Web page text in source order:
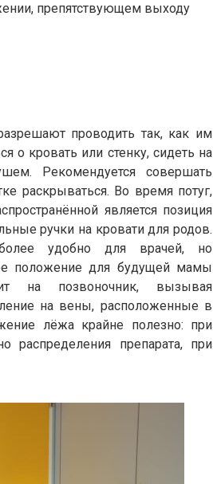
препятствующем выходу
проводить так, как им
о кровать или стенку, сидеть на
Рекомендуется совершать
раскрываться. Во время потуг,
является позиция
ручки на кровати для родов.
удобно для врачей, но
положение для будущей мамы
на позвоночник, вызывая
на вены, расположенные в
лёжа крайне полезно: при
распределения препарата, при